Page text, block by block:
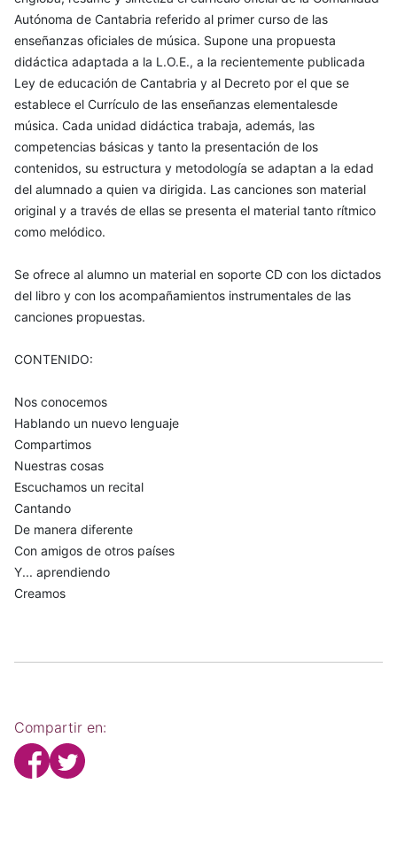
Autónoma de Cantabria referido al primer curso de las
enseñanzas oficiales de música. Supone una propuesta
didáctica adaptada a la L.O.E., a la recientemente publicada
Ley de educación de Cantabria y al Decreto por el que se
establece el Currículo de las enseñanzas elementalesde
música. Cada unidad didáctica trabaja, además, las
competencias básicas y tanto la presentación de los
contenidos, su estructura y metodología se adaptan a la edad
del alumnado a quien va dirigida. Las canciones son material
original y a través de ellas se presenta el material tanto rítmico
como melódico.
Se ofrece al alumno un material en soporte CD con los dictados
del libro y con los acompañamientos instrumentales de las
canciones propuestas.
CONTENIDO:
Nos conocemos
Hablando un nuevo lenguaje
Compartimos
Nuestras cosas
Escuchamos un recital
Cantando
De manera diferente
Con amigos de otros países
Y... aprendiendo
Creamos
Compartir en: